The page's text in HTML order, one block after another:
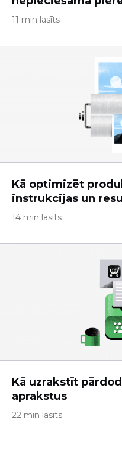
11 min lasīts
Kā optimizēt
instrukcijas un
14 min lasīts
Kā uzrakstīt
aprakstus
22 min lasīts